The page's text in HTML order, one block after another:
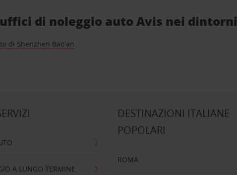
di noleggio auto Avis nei dintorni
di Shenzhen Bao'an
A LUNGO TERMINE
DESTINAZIONI ITALIANE
POPOLARI
ROMA